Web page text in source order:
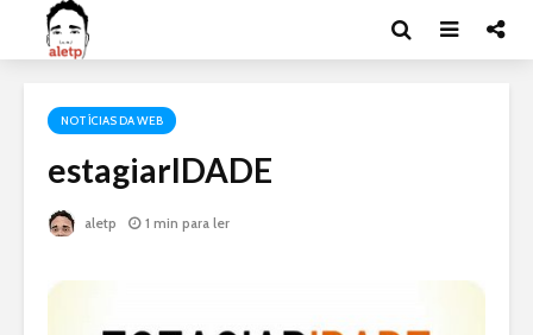
NOTÍCIAS DA WEB
estagiarIDADE
aletp 1 min para ler